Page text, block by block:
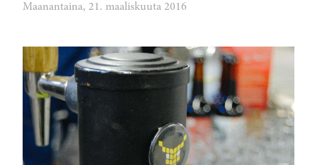
Maanantaina, 21. maaliskuuta 2016